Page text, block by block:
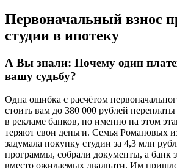
Первоначальный взнос
студии в ипотеку
А Вы знали: Почему один
вашу судьбу?
Одна ошибка с расчётом
стоить вам до 380 000 рублей
в рекламе банков, но именно на этом
теряют свои деньги. Семья Романовых
задумала покупку студии за 4,3 млн
программы, собрали документы, а банк
вместо ожидаемых двадцати. Им